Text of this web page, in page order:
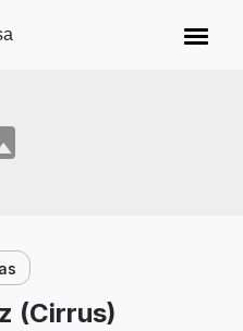
(Cirrus)